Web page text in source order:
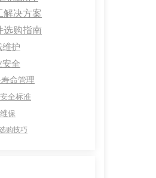
解决方案
选购指南
护
全
命管理
全标准
保
购技巧